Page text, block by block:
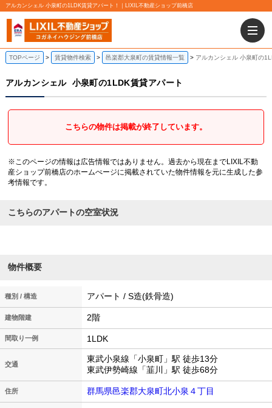
アルカンシェル 小泉町の1LDK賃貸アパート！｜LIXIL不動産ショップ前橋店
TOPページ 賃貸物件検索 邑楽郡大泉町の賃貸情報一覧 アルカンシェル 小泉町の
アルカンシェル 小泉町の1LDK賃貸アパート
こちらの物件は掲載が終了しています。
※このページの情報は広告情報ではありません。過去から現在までLIXIL不動
産ショップ前橋店のホームぺージに掲載されていた物件情報を元に生成した参
考情報です。
こちらのアパートの空室状況
物件概要
種別 / 構造 アパート / S造(鉄骨造)
建物階建 2階
間取り一例 1LDK
交通
東武小泉線「小泉町」駅 徒歩13分
東武伊勢崎線「韮川」駅 徒歩68分
住所 群馬県邑楽郡大泉町北小泉４丁目